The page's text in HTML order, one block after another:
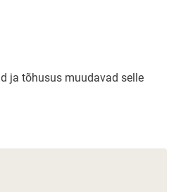
ja tõhusus muudavad selle